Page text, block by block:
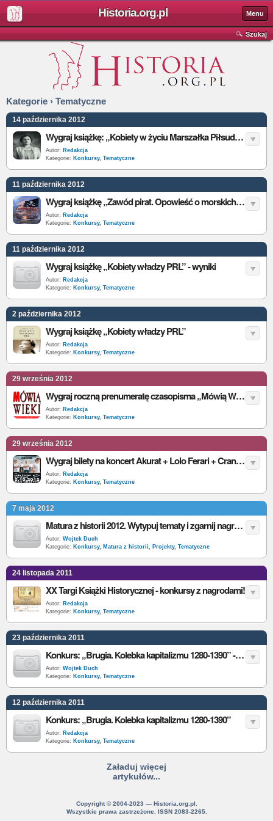
Historia.org.pl Menu
Szukaj
Kategorie › Tematyczne
14 października 2012
Wygraj książkę: „Kobiety w życiu Marszałka Piłsudskiego”
Autor: Redakcja
Kategorie: Konkursy, Tematyczne
11 października 2012
Wygraj książkę „Zawód pirat. Opowieść o morskich rozbójnikach od epoki brązu do ery atomu”
Autor: Redakcja
Kategorie: Konkursy, Tematyczne
11 października 2012
Wygraj książkę „Kobiety władzy PRL” - wyniki
Autor: Redakcja
Kategorie: Konkursy, Tematyczne
2 października 2012
Wygraj książkę „Kobiety władzy PRL”
Autor: Redakcja
Kategorie: Konkursy, Tematyczne
29 września 2012
Wygraj roczną prenumeratę czasopisma „Mówią Wieki”
Autor: Redakcja
Kategorie: Konkursy, Tematyczne
29 września 2012
Wygraj bilety na koncert Akurat + Lolo Ferari + CrankHaust w Lublinie
Autor: Redakcja
Kategorie: Konkursy, Tematyczne
7 maja 2012
Matura z historii 2012. Wytypuj tematy i zgarnij nagrody
Autor: Wojtek Duch
Kategorie: Konkursy, Matura z historii, Projekty, Tematyczne
24 listopada 2011
XX Targi Książki Historycznej - konkursy z nagrodami!
Autor: Redakcja
Kategorie: Konkursy, Tematyczne
23 października 2011
Konkurs: „Brugia. Kolebka kapitalizmu 1280-1390” - wyniki
Autor: Wojtek Duch
Kategorie: Konkursy, Tematyczne
12 października 2011
Konkurs: „Brugia. Kolebka kapitalizmu 1280-1390”
Autor: Redakcja
Kategorie: Konkursy, Tematyczne
Załaduj więcej
artykułów...
Copyright © 2004-2023 — Historia.org.pl.
Wszystkie prawa zastrzeżone. ISSN 2083-2265.